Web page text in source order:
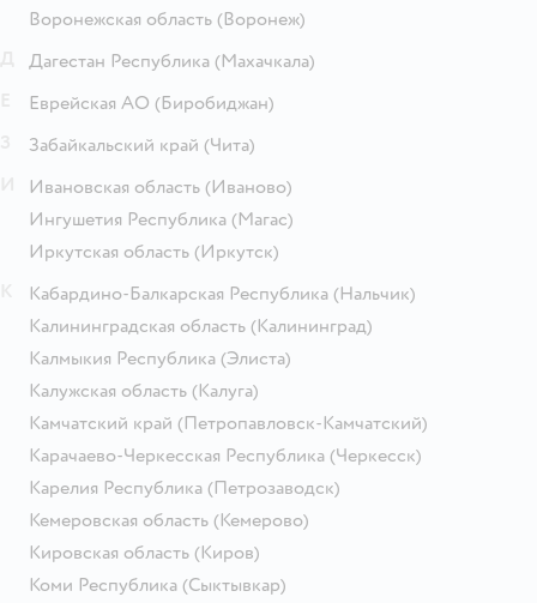
Воронежская область (Воронеж)
Дагестан Республика (Махачкала)
Еврейская АО (Биробиджан)
Забайкальский край (Чита)
Ивановская область (Иваново)
Ингушетия Республика (Магас)
Иркутская область (Иркутск)
Кабардино-Балкарская Республика (Нальчик)
Калининградская область (Калининград)
Калмыкия Республика (Элиста)
Калужская область (Калуга)
Камчатский край (Петропавловск-Камчатский)
Карачаево-Черкесская Республика (Черкесск)
Карелия Республика (Петрозаводск)
Кемеровская область (Кемерово)
Кировская область (Киров)
Коми Республика (Сыктывкар)